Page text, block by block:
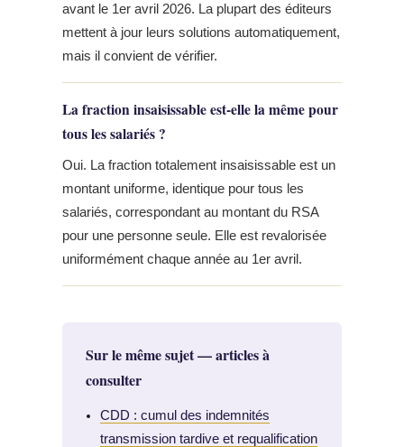
avant le 1er avril 2026. La plupart des éditeurs
mettent à jour leurs solutions automatiquement,
mais il convient de vérifier.
La fraction insaisissable est-elle la même pour
tous les salariés ?
Oui. La fraction totalement insaisissable est un
montant uniforme, identique pour tous les
salariés, correspondant au montant du RSA
pour une personne seule. Elle est revalorisée
uniformément chaque année au 1er avril.
Sur le même sujet — articles à
consulter
CDD : cumul des indemnités
transmission tardive et requalification